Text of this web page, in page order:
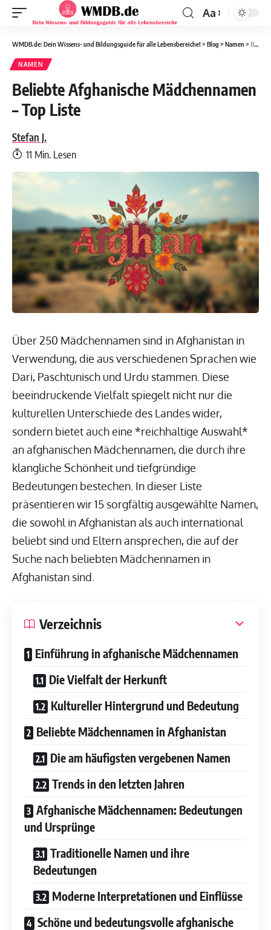
Aa
WMDB.de: Dein Wissens- und Bildungsguide für alle Lebensbereiche! > Blog > Namen > Beliebte Afghanische Mädchennamen – Top Liste
NAMEN
Beliebte Afghanische Mädchennamen
– Top Liste
Stefan J.
11 Min. Lesen
Über 250 Mädchennamen sind in Afghanistan in
Verwendung, die aus verschiedenen Sprachen wie
Dari, Paschtunisch und Urdu stammen. Diese
beeindruckende Vielfalt spiegelt nicht nur die
kulturellen Unterschiede des Landes wider,
sondern bietet auch eine *reichhaltige Auswahl*
an afghanischen Mädchennamen, die durch ihre
klangliche Schönheit und tiefgründige
Bedeutungen bestechen. In dieser Liste
präsentieren wir 15 sorgfältig ausgewählte Namen,
die sowohl in Afghanistan als auch international
beliebt sind und Eltern ansprechen, die auf der
Suche nach beliebten Mädchennamen in
Afghanistan sind.
Verzeichnis
Einführung in afghanische Mädchennamen
Die Vielfalt der Herkunft
Kultureller Hintergrund und Bedeutung
Beliebte Mädchennamen in Afghanistan
Die am häufigsten vergebenen Namen
Trends in den letzten Jahren
Afghanische Mädchennamen: Bedeutungen
und Ursprünge
Traditionelle Namen und ihre
Bedeutungen
Moderne Interpretationen und Einflüsse
Schöne und bedeutungsvolle afghanische